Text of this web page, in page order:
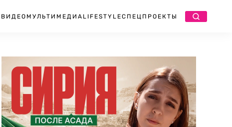
ВИДЕО МУЛЬТИМЕДИА LIFESTYLEСПЕЦПРОЕКТЫ